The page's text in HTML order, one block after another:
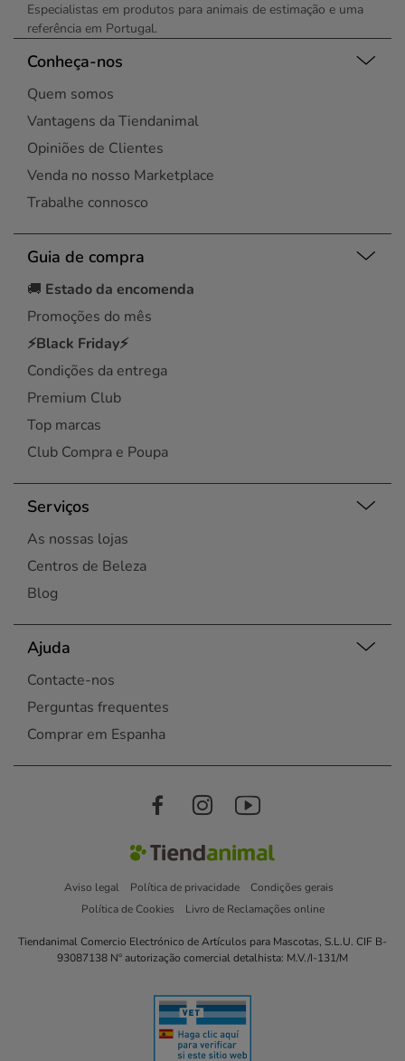
Especialistas em produtos para animais de estimação e uma
referência em Portugal.
Conheça-nos
Quem somos
Vantagens da Tiendanimal
Opiniões de Clientes
Venda no nosso Marketplace
Trabalhe connosco
Guia de compra
🚚 Estado da encomenda
Promoções do mês
⚡Black Friday⚡
Condições da entrega
Premium Club
Top marcas
Club Compra e Poupa
Serviços
As nossas lojas
Centros de Beleza
Blog
Ajuda
Contacte-nos
Perguntas frequentes
Comprar em Espanha
Aviso legal Política de privacidade
Condições gerais
Política de Cookies
Livro de Reclamações online
Tiendanimal Comercio Electrónico de Artículos para Mascotas, S.L.U. CIF B-
93087138 Nº autorização comercial detalhista: M.V./I-131/M